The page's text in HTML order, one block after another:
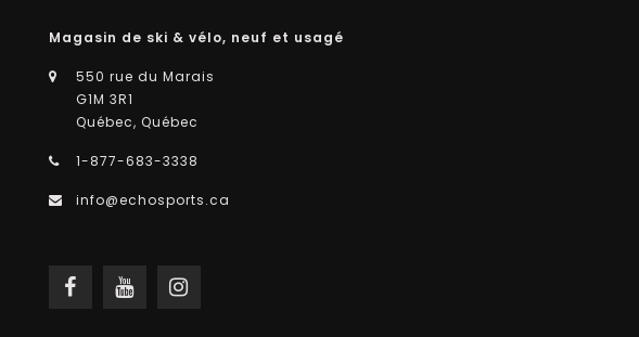
Magasin de ski & vélo, neuf et usagé
550 rue du Marais
G1M 3R1
Québec, Québec
1-877-683-3338
info@echosports.ca